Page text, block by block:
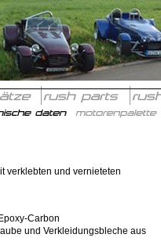
verklebten und vernieteten
Carbon
und Verkleidungsbleche aus